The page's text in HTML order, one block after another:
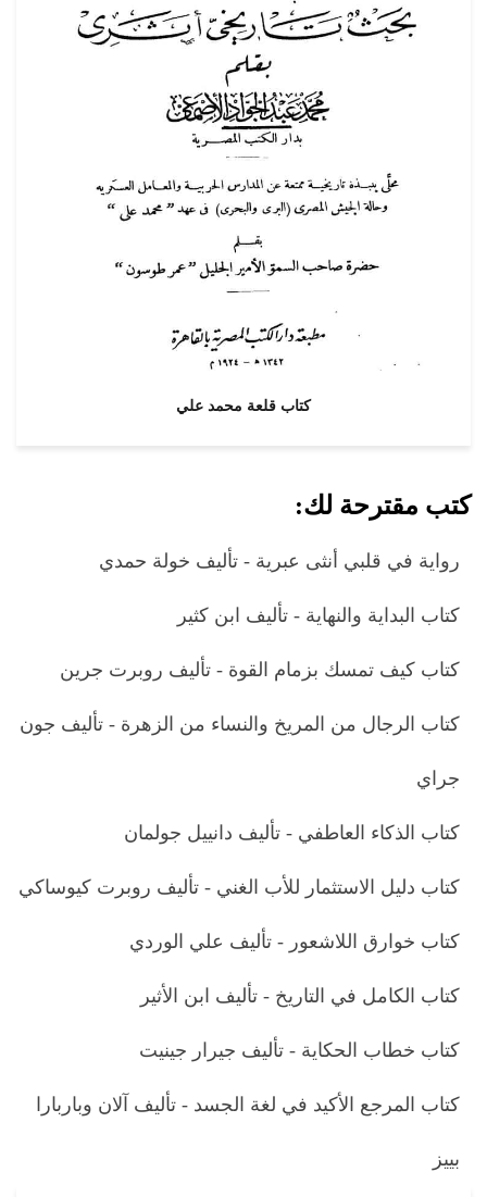
كتاب قلعة محمد علي
كتب مقترحة لك:
رواية في قلبي أنثى عبرية - تأليف خولة حمدي
كتاب البداية والنهاية - تأليف ابن كثير
كتاب كيف تمسك بزمام القوة - تأليف روبرت جرين
كتاب الرجال من المريخ والنساء من الزهرة - تأليف جون
جراي
كتاب الذكاء العاطفي - تأليف دانييل جولمان
كتاب دليل الاستثمار للأب الغني - تأليف روبرت كيوساكي
كتاب خوارق اللاشعور - تأليف علي الوردي
كتاب الكامل في التاريخ - تأليف ابن الأثير
كتاب خطاب الحكاية - تأليف جيرار جينيت
كتاب المرجع الأكيد في لغة الجسد - تأليف آلان وباربارا
بييز